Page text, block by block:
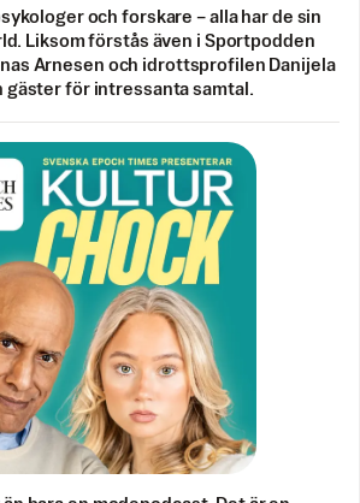
och forskare – alla har de sin
Liksom förstås även i Sportpodden
Arnesen och idrottsprofilen Danijela
gäster för intressanta samtal.